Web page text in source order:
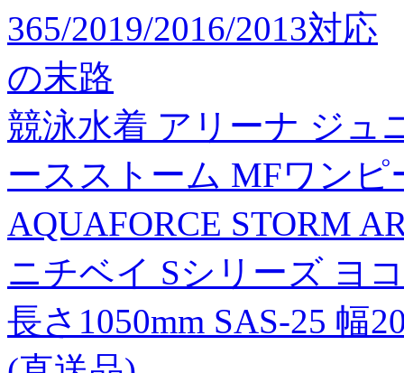
365/2019/2016/2013対応
の末路
競泳水着 アリーナ ジュ
ースストーム MFワンピ
AQUAFORCE STORM
ニチベイ Sシリーズ ヨ
長さ1050mm SAS-25 幅